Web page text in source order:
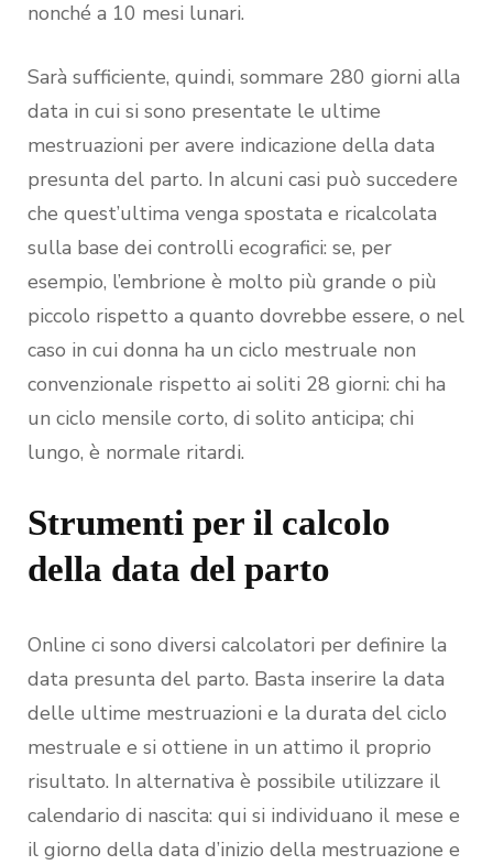
nonché a 10 mesi lunari.
Sarà sufficiente, quindi, sommare 280 giorni alla
data in cui si sono presentate le ultime
mestruazioni per avere indicazione della data
presunta del parto. In alcuni casi può succedere
che quest’ultima venga spostata e ricalcolata
sulla base dei controlli ecografici: se, per
esempio, l’embrione è molto più grande o più
piccolo rispetto a quanto dovrebbe essere, o nel
caso in cui donna ha un ciclo mestruale non
convenzionale rispetto ai soliti 28 giorni: chi ha
un ciclo mensile corto, di solito anticipa; chi
lungo, è normale ritardi.
Strumenti per il calcolo
della data del parto
Online ci sono diversi calcolatori per definire la
data presunta del parto. Basta inserire la data
delle ultime mestruazioni e la durata del ciclo
mestruale e si ottiene in un attimo il proprio
risultato. In alternativa è possibile utilizzare il
calendario di nascita: qui si individuano il mese e
il giorno della data d’inizio della mestruazione e